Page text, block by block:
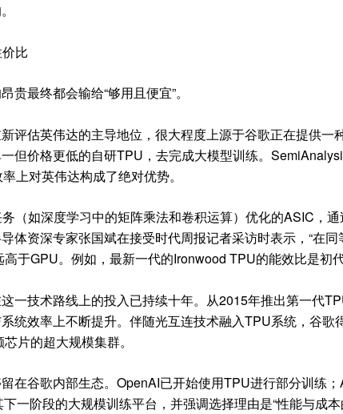
比
贵最终都会输给“够用且便宜”。
评估英伟达的主导地位，很大程度上源于谷歌正在提供一
但价格更低的自研TPU，去完成大模型训练。
上对英伟达构成了绝对优势。
（如深度学习中的矩阵乘法和卷积运算）优化的ASIC，
体资深专家张国斌在接受时代周报记者采访时表示，“在
高于GPU。例如，最新一代的Ironwood TPU的能效比是初
一技术路线上的投入已持续十年。从2015年推出第一代
统效率上不断提升。伴随光互连技术融入TPU系统，谷歌
片的超大规模集群。
在谷歌内部生态。OpenAI已开始使用TPU进行部分训练
一阶段的大规模训练平台，并强调选择理由是“性能与成